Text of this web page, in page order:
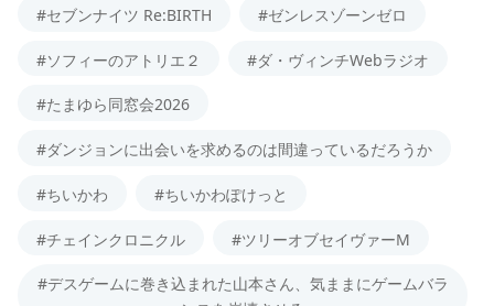
#セブンナイツ Re:BIRTH #ゼンレスゾーンゼロ
#ソフィーのアトリエ２ #ダ・ヴィンチWebラジオ
#たまゆら同窓会2026
#ダンジョンに出会いを求めるのは間違っているだろうか
#ちいかわ #ちいかわぽけっと
#チェインクロニクル #ツリーオブセイヴァーM
#デスゲームに巻き込まれた山本さん、気ままにゲームバラ